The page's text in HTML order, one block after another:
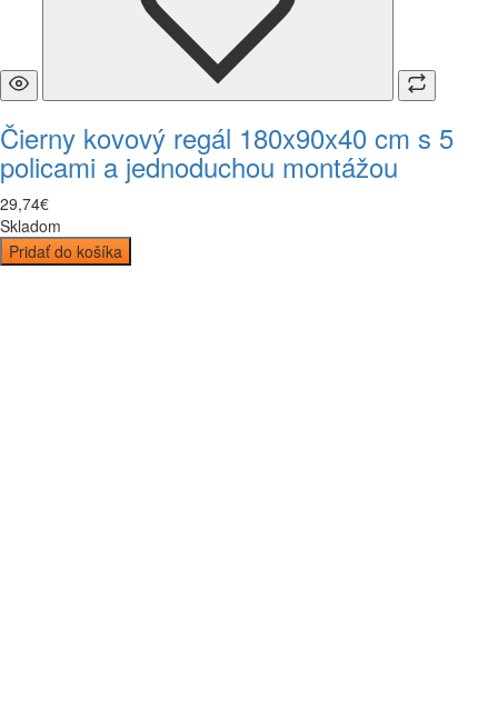
Čierny kovový regál 180x90x40 cm s 5
policami a jednoduchou montážou
29,74€
Skladom
Pridať do košíka